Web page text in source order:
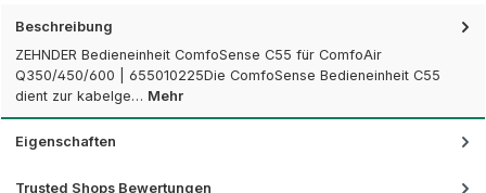
Beschreibung
ZEHNDER Bedieneinheit ComfoSense C55 für ComfoAir
Q350/450/600 | 655010225Die ComfoSense Bedieneinheit C55
dient zur kabelge… Mehr
Eigenschaften
Trusted Shops Bewertungen